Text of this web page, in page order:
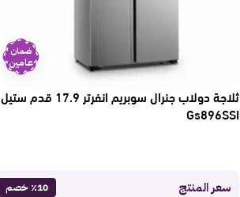
ضمان
عامين
ثلاجة دولاب جنرال سوبريم انفرتر 17.9 قدم ستيل
Gs896SSI
سعر المنتج ٪10 خصم